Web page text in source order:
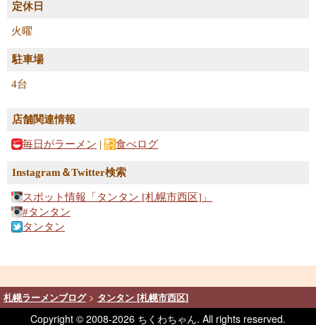
定休日
火曜
駐車場
4台
店舗関連情報
毎日がラーメン | 食べログ
Instagram＆Twitter検索
スポット情報「タンタン [札幌市西区]」
#タンタン
タンタン
札幌ラーメンブログ> タンタン [札幌市西区]
Copyright © 2008-2026 ちくわちゃん. All rights reserved.